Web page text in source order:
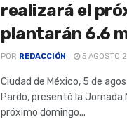
realizará el
plantarán 6.6
POR REDACCIÓN 5 AGOSTO
Ciudad de México, 5 de
Pardo, presentó la
próximo domingo...